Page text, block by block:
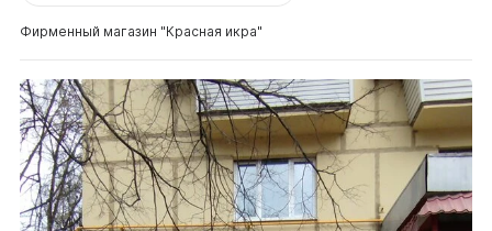
Фирменный магазин "Красная икра"